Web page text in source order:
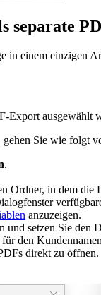
separate
einem einzigen
Export ausgewählt
gehen Sie wie folgt
.
Ordner, in dem die
anzuzeigen.
setzen Sie den
den
direkt zu öffnen.